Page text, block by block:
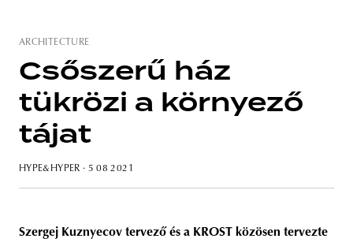
budapest poland
ARCHITECTURE
Csőszerű ház
tükrözi a környező
tájat
HYPE&HYPER · 5 08 2021
Szergej Kuznyecov tervező és a KROST közösen tervezte